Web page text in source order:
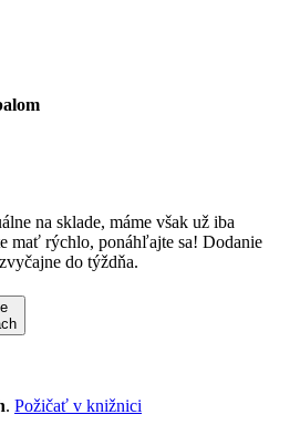
na sklade, máme však už iba
mať rýchlo, ponáhľajte sa! Dodanie
do týždňa.
. Požičať v knižnici